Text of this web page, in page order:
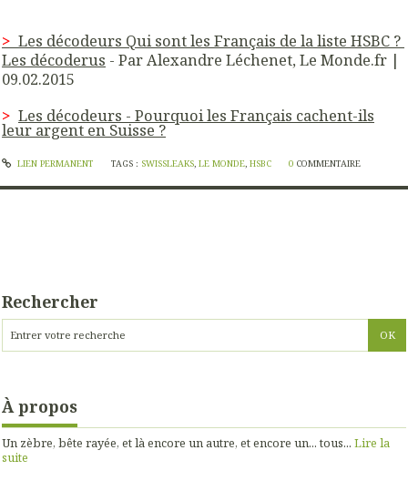
> Les décodeurs Qui sont les Français de la liste HSBC ?
Les décoderus - Par Alexandre Léchenet, Le Monde.fr |
09.02.2015
> Les décodeurs - Pourquoi les Français cachent-ils
leur argent en Suisse ?
LIEN PERMANENT TAGS : SWISSLEAKS, LE MONDE, HSBC 0 COMMENTAIRE
Rechercher
À propos
Un zèbre, bête rayée, et là encore un autre, et encore un... tous... Lire la
suite